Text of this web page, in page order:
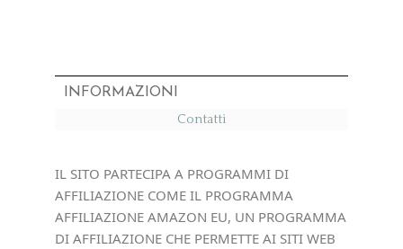
INFORMAZIONI
Contatti
IL SITO PARTECIPA A PROGRAMMI DI
AFFILIAZIONE COME IL PROGRAMMA
AFFILIAZIONE AMAZON EU, UN PROGRAMMA
DI AFFILIAZIONE CHE PERMETTE AI SITI WEB